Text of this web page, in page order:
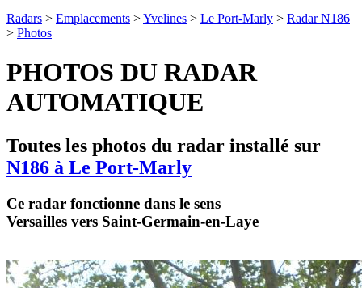
Radars > Emplacements >Yvelines > Le Port-Marly > Radar N186
> Photos
PHOTOS DU RADAR
AUTOMATIQUE
Toutes les photos du radar installé sur
N186 à Le Port-Marly
Ce radar fonctionne dans le sens
Versailles vers Saint-Germain-en-Laye